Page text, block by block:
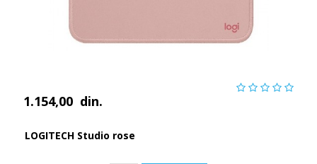
1.154,00 din.
LOGITECH Studio rose